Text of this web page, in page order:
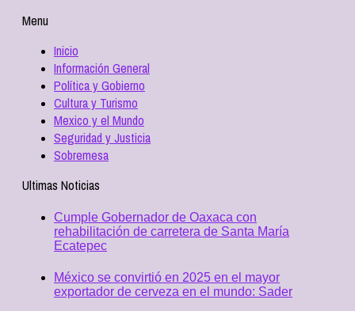
Menu
Inicio
Información General
Política y Gobierno
Cultura y Turismo
Mexico y el Mundo
Seguridad y Justicia
Sobremesa
Ultimas Noticias
Cumple Gobernador de Oaxaca con
rehabilitación de carretera de Santa María
Ecatepec
México se convirtió en 2025 en el mayor
exportador de cerveza en el mundo: Sader